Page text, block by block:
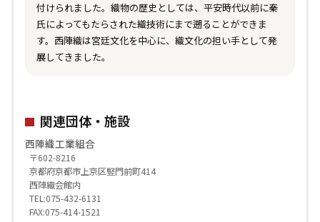
付けられました。織物の歴史としては、平安時代以前に秦
氏によってもたらされた織技術にまで遡ることができま
す。西陣織は宮廷文化を中心に、織文化の担い手として発
展してきました。
関連団体・施設
西陣織工業組合
〒602-8216
京都府京都市上京区竪門前町414
西陣織会館内
TEL:075-432-6131
FAX:075-414-1521